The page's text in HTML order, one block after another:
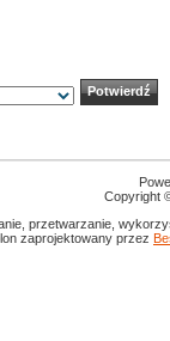
Copyright
przetwarzanie,
zaprojektowany przez